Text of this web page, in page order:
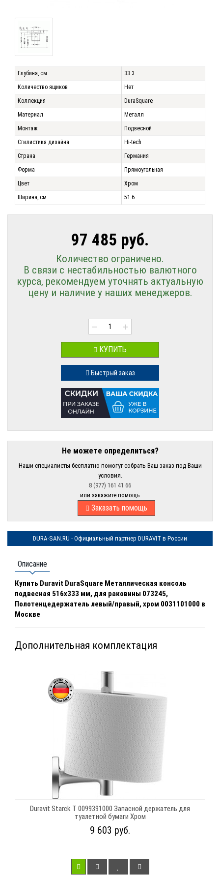
Глубина, см
33.3
Количество ящиков
Нет
Коллекция
DuraSquare
Материал
Металл
Монтаж
Подвесной
Стилистика дизайна
Hi-tech
Страна
Германия
Форма
Прямоугольная
Цвет
Хром
Ширина, см
51.6
97 485 руб.
Количество ограничено.
В связи с нестабильностью валютного
курса, рекомендуем уточнять актуальную
цену и наличие у наших менеджеров.
− +
КУПИТЬ
Быстрый заказ
Не можете определиться?
Наши специалисты бесплатно помогут собрать Ваш заказ под Ваши
условия.
8 (977) 161 41 66
или закажите помощь
Заказать помощь
DURA-SAN.RU - Официальный партнер DURAVIT в России
Описание
Купить Duravit DuraSquare Металлическая консоль
подвесная 516х333 мм, для раковины 073245,
Полотенцедержатель левый/правый, хром 0031101000 в
Москве
Дополнительная комплектация
Duravit Starck T 0099391000 Запасной держатель для
туалетной бумаги Хром
9 603 руб.